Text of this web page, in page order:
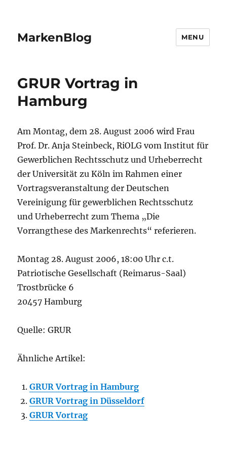
MarkenBlog MENU
GRUR Vortrag in
Hamburg
Am Montag, dem 28. August 2006 wird Frau
Prof. Dr. Anja Steinbeck, RiOLG vom Institut für
Gewerblichen Rechtsschutz und Urheberrecht
der Universität zu Köln im Rahmen einer
Vortragsveranstaltung der Deutschen
Vereinigung für gewerblichen Rechtsschutz
und Urheberrecht zum Thema „Die
Vorrangthese des Markenrechts“ referieren.
Montag 28. August 2006, 18:00 Uhr c.t.
Patriotische Gesellschaft (Reimarus-Saal)
Trostbrücke 6
20457 Hamburg
Quelle: GRUR
Ähnliche Artikel:
GRUR Vortrag in Hamburg
GRUR Vortrag in Düsseldorf
GRUR Vortrag